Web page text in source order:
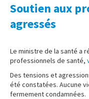
Soutien aux
agressés
Le ministre de la santé a
professionnels de santé,
Des tensions et
été constatées. Aucune
fermement condamnées.